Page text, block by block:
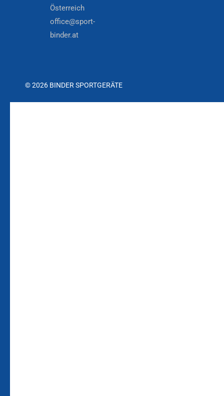
Österreich
office@sport-
binder.at
© 2026 BINDER SPORTGERÄTE